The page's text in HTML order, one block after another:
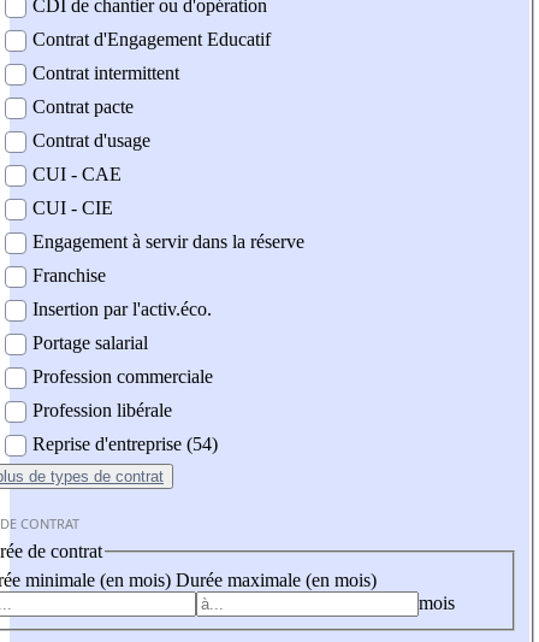
CDI de chantier ou d'opération
Contrat d'Engagement Educatif
Contrat intermittent
Contrat pacte
Contrat d'usage
CUI - CAE
CUI - CIE
Engagement à servir dans la réserve
Franchise
Insertion par l'activ.éco.
Portage salarial
Profession commerciale
Profession libérale
Reprise d'entreprise (54)
de types de contrat
CONTRAT
de contrat
minimale (en mois) Durée maximale (en mois)
mois